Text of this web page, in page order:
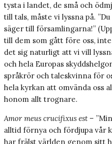
tysta i landet, de små och
till tals, måste vi lyssna på.
säger till församlingarna!”
till dem som gått före oss,
det sig naturligt att vi vill
och hela Europas
språkrör och taleskvinna för
hela kyrkan att omvända oss
honom allt trognare.
Amor meus crucifixus est–
alltid förnya och fördjupa vår
har frälst världen genom sitt